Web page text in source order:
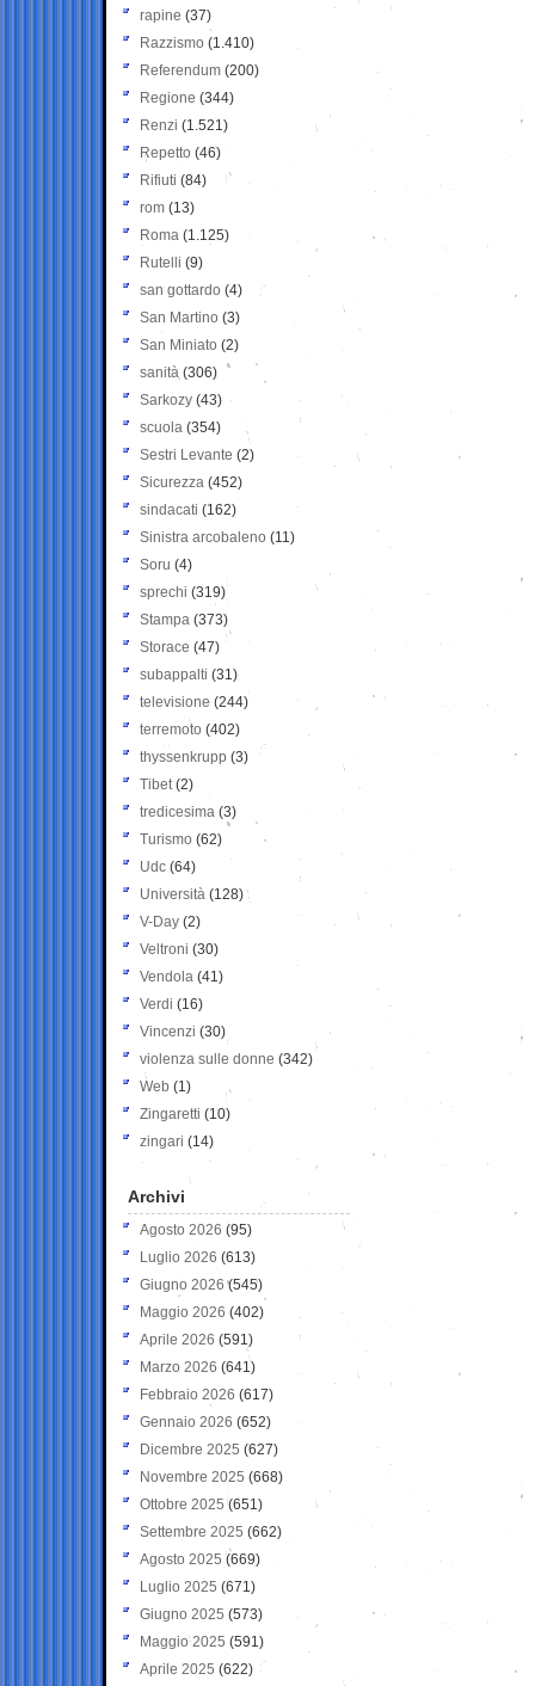
rapine (37)
Razzismo (1.410)
Referendum (200)
Regione (344)
Renzi (1.521)
Repetto (46)
Rifiuti (84)
rom (13)
Roma (1.125)
Rutelli (9)
san gottardo (4)
San Martino (3)
San Miniato (2)
sanità (306)
Sarkozy (43)
scuola (354)
Sestri Levante (2)
Sicurezza (452)
sindacati (162)
Sinistra arcobaleno (11)
Soru (4)
sprechi (319)
Stampa (373)
Storace (47)
subappalti (31)
televisione(244)
terremoto (402)
thyssenkrupp (3)
Tibet(2)
tredicesima (3)
Turismo (62)
Udc (64)
Università (128)
V-Day (2)
Veltroni (30)
Vendola (41)
Verdi (16)
Vincenzi (30)
violenza sulle donne (342)
Web (1)
Zingaretti (10)
zingari (14)
Archivi
Agosto 2026 (95)
Luglio 2026 (613)
Giugno 2026 (545)
Maggio 2026 (402)
Aprile 2026 (591)
Marzo 2026 (641)
Febbraio 2026 (617)
Gennaio 2026 (652)
Dicembre 2025 (627)
Novembre 2025 (668)
Ottobre 2025 (651)
Settembre 2025 (662)
Agosto 2025 (669)
Luglio 2025 (671)
Giugno 2025 (573)
Maggio 2025 (591)
Aprile 2025 (622)